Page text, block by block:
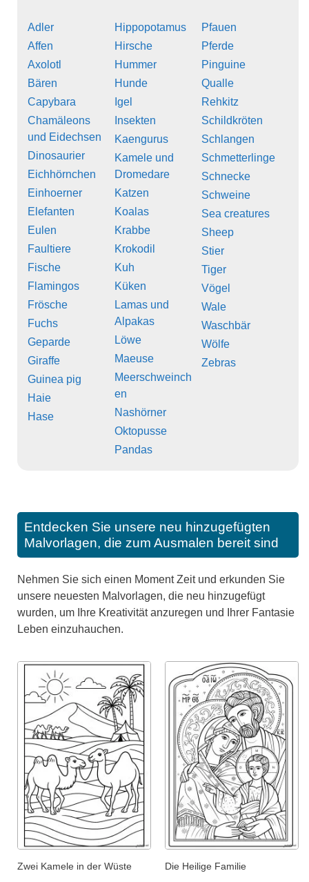
Adler
Affen
Axolotl
Bären
Capybara
Chamäleons
und Eidechsen
Dinosaurier
Eichhörnchen
Einhoerner
Elefanten
Eulen
Faultiere
Fische
Flamingos
Frösche
Fuchs
Geparde
Giraffe
Guinea pig
Haie
Hase
Hippopotamus
Hirsche
Hummer
Hunde
Igel
Insekten
Kaengurus
Kamele und
Dromedare
Katzen
Koalas
Krabbe
Krokodil
Kuh
Küken
Lamas und
Alpakas
Löwe
Maeuse
Meerschweinch
en
Nashörner
Oktopusse
Pandas
Pfauen
Pferde
Pinguine
Qualle
Rehkitz
Schildkröten
Schlangen
Schmetterlinge
Schnecke
Schweine
Sea creatures
Sheep
Stier
Tiger
Vögel
Wale
Waschbär
Wölfe
Zebras
Entdecken Sie unsere neu hinzugefügten
Malvorlagen, die zum Ausmalen bereit sind
Nehmen Sie sich einen Moment Zeit und erkunden Sie
unsere neuesten Malvorlagen, die neu hinzugefügt
wurden, um Ihre Kreativität anzuregen und Ihrer Fantasie
Leben einzuhauchen.
Zwei Kamele in der Wüste
Die Heilige Familie